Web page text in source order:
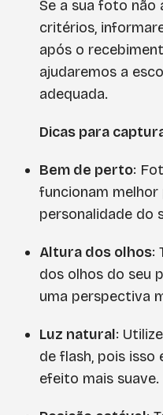
Se a sua foto não
critérios,
após o
ajudaremos a
adequada.
Dicas para
Bem de perto:
funcionam
personalidade do
Altura dos olhos:
dos olhos do seu
uma perspectiva
Luz natural:
de flash, pois isso
efeito mais suave.